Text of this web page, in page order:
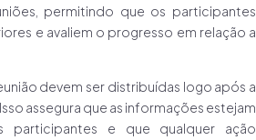
permitindo que os participantes
e avaliem o progresso em relação a
devem ser distribuídas logo após a
assegura que as informações estejam
participantes e que qualquer ação